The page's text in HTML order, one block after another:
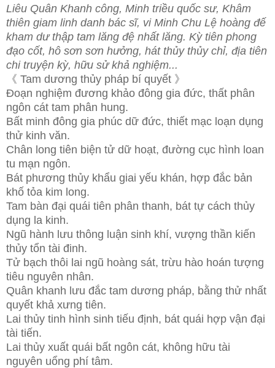
Liêu Quân Khanh công, Minh triều quốc sư, Khâm
thiên giam linh danh bác sĩ, vi Minh Chu Lệ hoàng đế
kham dư thập tam lăng đệ nhất lăng. Kỳ tiên phong
đạo cốt, hô sơn sơn hưởng, hát thủy thủy chỉ, địa tiên
chi truyện kỳ, hữu sử khả nghiệm...
《 Tam dương thủy pháp bí quyết 》
Đoạn nghiệm đương khảo đông gia đức, thất phân
ngôn cát tam phân hung.
Bất minh đông gia phúc dữ đức, thiết mạc loạn dụng
thử kinh văn.
Chân long tiên biện tử dữ hoạt, đường cục hình loan
tu mạn ngôn.
Bát phương thủy khẩu giai yếu khán, hợp đắc bản
khố tỏa kim long.
Tam bàn đại quái tiên phân thanh, bát tự cách thủy
dụng la kinh.
Ngũ hành lưu thông luận sinh khí, vượng thần kiến
thủy tổn tài đinh.
Tử bạch thôi lai ngũ hoàng sát, trừu hào hoán tượng
tiêu nguyên nhân.
Quân khanh lưu đắc tam dương pháp, bằng thử nhất
quyết khả xưng tiên.
Lai thủy tinh hình sinh tiếu định, bát quái hợp vận đại
tài tiến.
Lai thủy xuất quái bất ngôn cát, không hữu tài
nguyên uổng phí tâm.